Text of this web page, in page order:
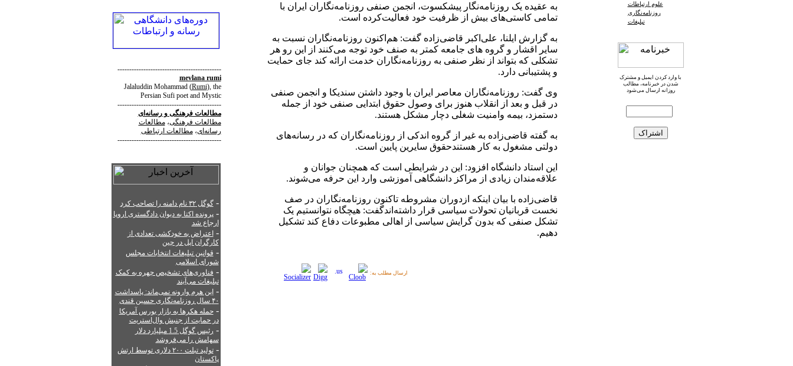
--------------------------------------------
mevlana rumi
Jalaluddin Mohammad(Rumi), the
Persian Sufi poet and Mystic
--------------------------------------------
مطالعات فرهنگیورسانه‌ای
مطالعات فرهنگی،مطالعات
رسانه‌ای،مطالعات ارتباطی
--------------------------------------------
-گوگل ۳۲ نام دامنه را تصاحب کرد
-پرونده اکتا به دیوان دادگستری اروپا
ارجاع شد
- اعتراض به خودکشی تعدادی از
کارگران اپل در چین
- قوانین تبلیغات انتخابات مجلس
شورای اسلامی
- فناوری‌های تشخیص چهره به کمک
تبلیغات می‌آیند
-این هرم وارونه نمی‌ماند: پاسداشت
۴۰ سال روزنامه‌نگاری حسین قندی
-حمله هکرها به بازار بورس آمریکا
در حمایت از جنبش وال‌استریت
-
رئیس گوگل 1.5 میلیارد دلار
سهامش را می‌فروشد
-
تولید تبلت ۲۰۰ دلاری توسط ارتش
پاکستان
به عقیده یک روزنامه‌نگار پیشکسوت، انجمن صنفی روزنامه‌نگاران ایران با
تمامی کاستی‌های بیش از ظرفیت خود فعالیت‌کرده است.
به گزارش ایلنا، علی‌اکبر قاضی‌زاده گفت: هم‌اکنون روزنامه‌نگاران نسبت به
سایر اقشار و گروه های جامعه کمتر به صنف خود توجه می‌کنند از این رو هر
تشکلی که بتواند از نظر صنفی به روزنامه‌نگاران خدمت ارائه کند جای حمایت
و پشتیبانی دارد.
وی گفت: روزنامه‌نگاران معاصر ایران با وجود داشتن سندیکا و انجمن صنفی
در قبل و بعد از انقلاب هنوز برای وصول حقوق ابتدایی صنفی خود از جمله
دستمزد، بیمه وامنیت شغلی دچار مشکل هستند.
به گفته قاضی‌زاده به غیر از گروه اندکی از روزنامه‌نگاران که در رسانه‌های
دولتی مشغول به کار هستندحقوق سایرین پایین است.
این استاد دانشگاه افزود: این در شرایطی است که همچنان جوانان و
علاقه‌مندان زیادی از مراکز دانشگاهی آموزشی وارد این حرفه می‌شوند.
قاضی‌زاده با بیان اینکه ازدوران مشروطه تاکنون روزنامه‌نگاران در صف
نخست قربانیان تحولات سیاسی قرار داشته‌اندگفت: هیچگاه نتوانستیم یک
تشکل صنفی که بدون گرایش سیاسی از اهالی مطبوعات دفاع کند تشکیل
دهیم.
ارسال مطلب به:
علوم ارتباطات
روزنامه‌نگاری
تبلیغات
با وارد کردن ایمیل و مشترک
شدن در خبرنامه، مطالب
روزانه ارسال می‌شود